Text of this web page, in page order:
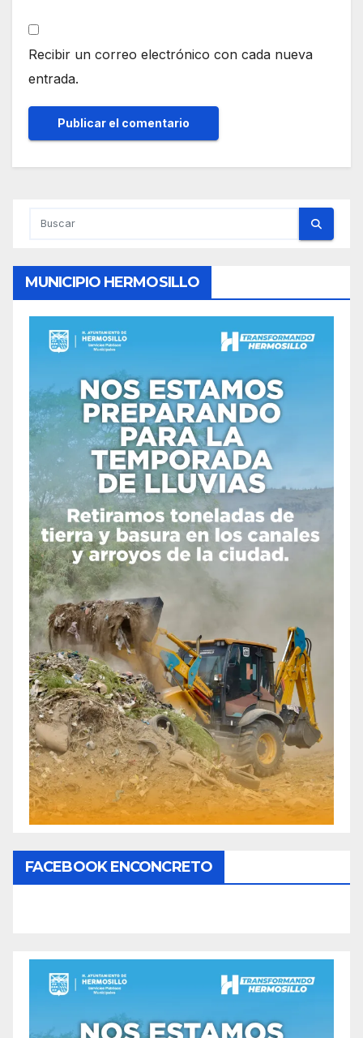
Recibir un correo electrónico con cada nueva
entrada.
MUNICIPIO HERMOSILLO
FACEBOOK ENCONCRETO